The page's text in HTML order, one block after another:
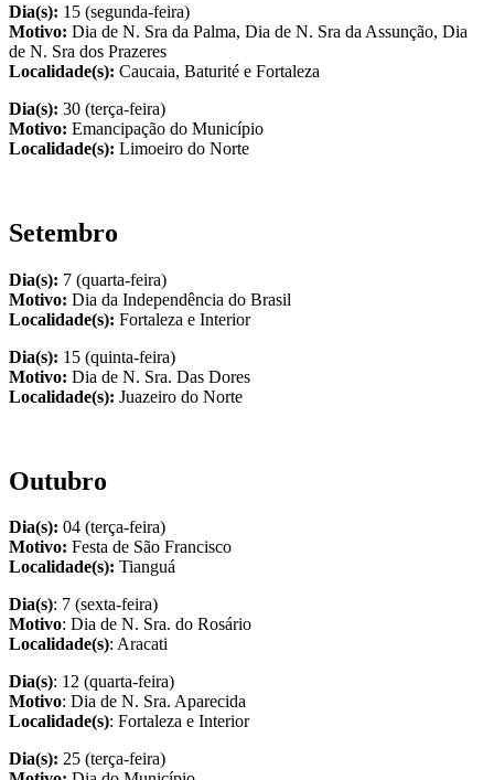
Dia(s): 15 (segunda-feira)
Motivo: Dia de N. Sra da Palma, Dia de N. Sra da Assunção, Dia
de N. Sra dos Prazeres
Localidade(s): Caucaia, Baturité e Fortaleza
Dia(s): 30 (terça-feira)
Motivo: Emancipação do Município
Localidade(s): Limoeiro do Norte
Setembro
Dia(s): 7 (quarta-feira)
Motivo: Dia da Independência do Brasil
Localidade(s): Fortaleza e Interior
Dia(s): 15 (quinta-feira)
Motivo: Dia de N. Sra. Das Dores
Localidade(s): Juazeiro do Norte
Outubro
Dia(s): 04 (terça-feira)
Motivo: Festa de São Francisco
Localidade(s): Tianguá
Dia(s): 7 (sexta-feira)
Motivo: Dia de N. Sra. do Rosário
Localidade(s): Aracati
Dia(s): 12 (quarta-feira)
Motivo: Dia de N. Sra. Aparecida
Localidade(s): Fortaleza e Interior
Dia(s): 25 (terça-feira)